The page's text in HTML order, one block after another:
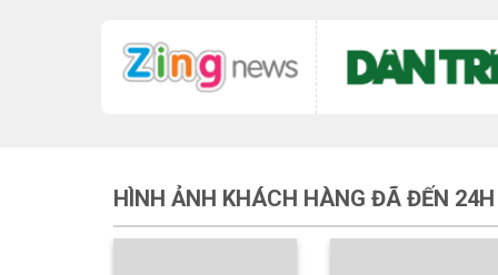
HÌNH ẢNH KHÁCH HÀNG ĐÃ ĐẾN